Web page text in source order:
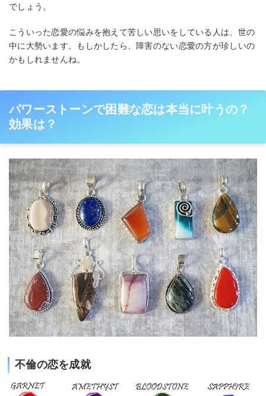
でしょう。
こういった恋愛の悩みを抱えて苦しい思いをしている人は、世の
中に大勢います。もしかしたら、障害のない恋愛の方が珍しいの
かもしれませんね。
パワーストーンで困難な恋は本当に叶うの？
効果は？
不倫の恋を成就